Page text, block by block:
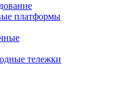
платформы
тележки